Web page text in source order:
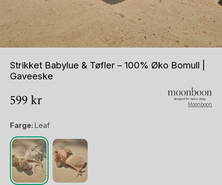
Strikket Babylue & Tøfler – 100% Øko Bomull |
Gaveeske
599 kr Moonboon
Farge: Leaf